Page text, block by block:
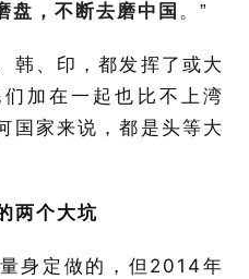
盘，不断去磨中国 。”
韩、印，都发挥了或大
加在一起也比不上湾
国家来说，都是头等大
两个大坑
身定做的，但 2014 年